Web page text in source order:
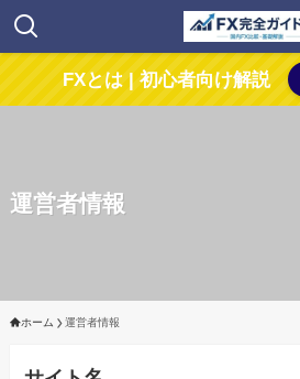
FXとは | 初心者向け解説
運営者情報
ホーム 運営者情報